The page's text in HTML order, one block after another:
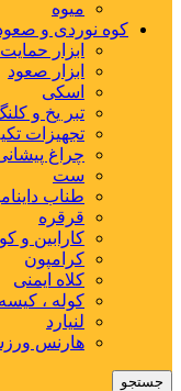
میوه
کوه نوردی و
ابزار
ابزار صعود
اسکی
تبر یخ و
تجهیزات
چراغ
ست
طناب
قرقره
کارابین و
کرامپون
کلاه ایمنی
کوله ،
لنیارد
هارنس
جستجو